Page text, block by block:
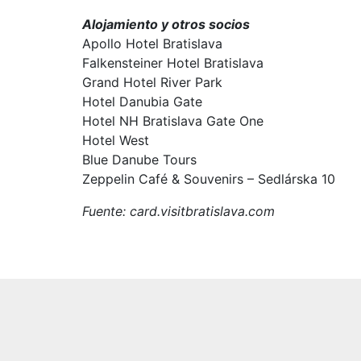
Alojamiento y otros socios
Apollo Hotel Bratislava
Falkensteiner Hotel Bratislava
Grand Hotel River Park
Hotel Danubia Gate
Hotel NH Bratislava Gate One
Hotel West
Blue Danube Tours
Zeppelin Café & Souvenirs – Sedlárska 10
Fuente: card.visitbratislava.com